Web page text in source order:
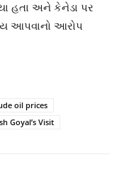
હતા અને કેનેડા પર
આપવાનો આરોપ
oil prices
Goyal’s Visit